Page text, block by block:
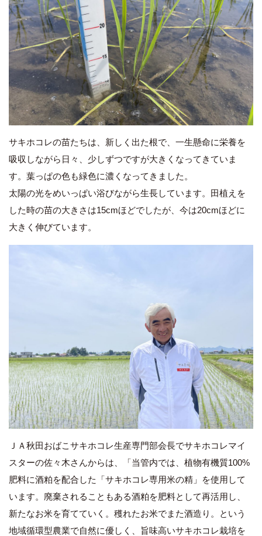
サキホコレの苗たちは、新しく出た根で、一生懸命に栄養を
吸収しながら日々、少しずつですが大きくなってきていま
す。葉っぱの色も緑色に濃くなってきました。
太陽の光をめいっぱい浴びながら生長しています。田植えを
した時の苗の大きさは15cmほどでしたが、今は20cmほどに
大きく伸びています。
ＪＡ秋田おばこサキホコレ生産専門部会長でサキホコレマイ
スターの佐々木さんからは、「当管内では、植物有機質100%
肥料に酒粕を配合した「サキホコレ専用米の精」を使用して
います。廃棄されることもある酒粕を肥料として再活用し、
新たなお米を育てていく。穫れたお米でまた酒造り。という
地域循環型農業で自然に優しく、旨味高いサキホコレ栽培を